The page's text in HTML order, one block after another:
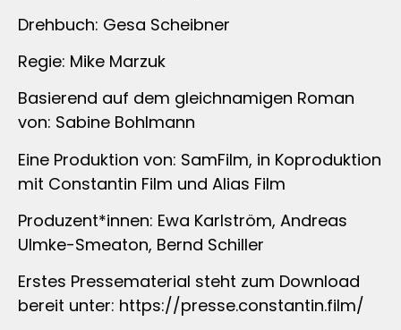
Drehbuch: Gesa Scheibner
Regie: Mike Marzuk
Basierend auf dem gleichnamigen Roman
von: Sabine Bohlmann
Eine Produktion von: SamFilm, in Koproduktion
mit Constantin Film und Alias Film
Produzent*innen: Ewa Karlström, Andreas
Ulmke-Smeaton, Bernd Schiller
Erstes Pressematerial steht zum Download
bereit unter: https://presse.constantin.film/